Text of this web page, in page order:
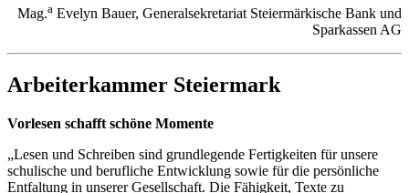
Mag.a Evelyn Bauer, Generalsekretariat Steiermärkische Bank und
Sparkassen AG
Arbeiterkammer Steiermark
Vorlesen schafft schöne Momente
„Lesen und Schreiben sind grundlegende Fertigkeiten für unsere
schulische und berufliche Entwicklung sowie für die persönliche
Entfaltung in unserer Gesellschaft. Die Fähigkeit, Texte zu